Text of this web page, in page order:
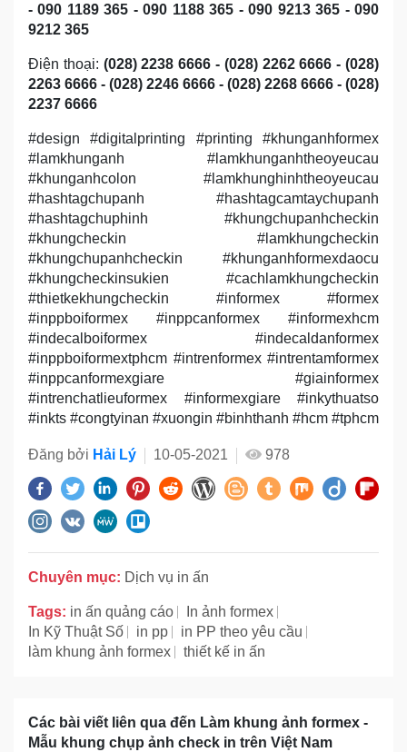
- 090 1189 365 - 090 1188 365 - 090 9213 365 - 090
9212 365
Điện thoại: (028) 2238 6666 - (028) 2262 6666 - (028)
2263 6666 - (028) 2246 6666 - (028) 2268 6666 - (028)
2237 6666
#design #digitalprinting #printing #khunganhformex
#lamkhunganh #lamkhunganhtheoyeucau
#khunganhcolon #lamkhunghinhtheoyeucau
#hashtagchupanh #hashtagcamtaychupanh
#hashtagchuphinh #khungchupanhcheckin
#khungcheckin #lamkhungcheckin
#khungchupanhcheckin #khunganhformexdaocu
#khungcheckinsukien #cachlamkhungcheckin
#thietkekhungcheckin #informex #formex
#inppboiformex #inppcanformex #informexhcm
#indecalboiformex #indecaldanformex
#inppboiformextphcm #intrenformex #intrentamformex
#inppcanformexgiare #giainformex
#intrenchatlieuformex #informexgiare #inkythuatso
#inkts #congtyinan #xuongin #binhthanh #hcm #tphcm
Đăng bởi Hải Lý 10-05-2021 978
Chuyên mục: Dịch vụ in ấn
Tags: in ấn quảng cáo
In ảnh formex
In Kỹ Thuật Số
in pp
in PP theo yêu cầu
làm khung ảnh formex
thiết kế in ấn
Các bài viết liên qua đến Làm khung ảnh formex -
Mẫu khung chụp ảnh check in trên Việt Nam